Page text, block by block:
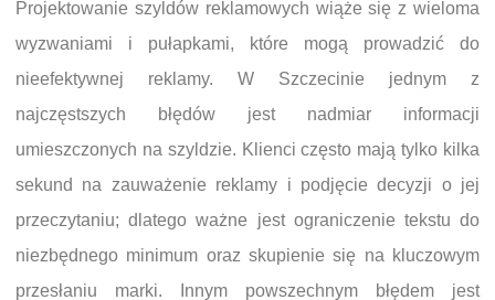
Projektowanie szyldów reklamowych wiąże się z wieloma
wyzwaniami i pułapkami, które mogą prowadzić do
nieefektywnej reklamy. W Szczecinie jednym z
najczęstszych błędów jest nadmiar informacji
umieszczonych na szyldzie. Klienci często mają tylko kilka
sekund na zauważenie reklamy i podjęcie decyzji o jej
przeczytaniu; dlatego ważne jest ograniczenie tekstu do
niezbędnego minimum oraz skupienie się na kluczowym
przesłaniu marki. Innym powszechnym błędem jest